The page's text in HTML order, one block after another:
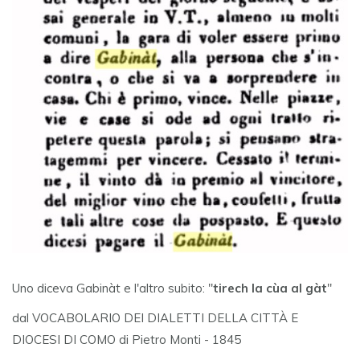
Uno diceva Gabinàt e l'altro subito: "tirech la cùa al gàt"
dal VOCABOLARIO DEI DIALETTI DELLA CITTÀ E
DIOCESI DI COMO di Pietro Monti - 1845